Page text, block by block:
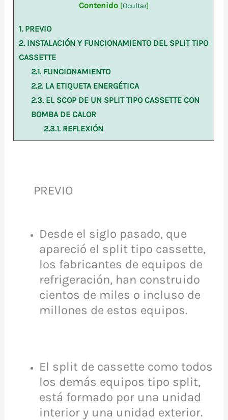
Contenido [Ocultar]
1. PREVIO
2. INSTALACIÓN Y FUNCIONAMIENTO DEL SPLIT TIPO
CASSETTE
2.1. FUNCIONAMIENTO
2.2. LA ETIQUETA ENERGÉTICA
2.3. EL SCOP DE UN SPLIT TIPO CASSETTE CON
BOMBA DE CALOR
2.3.1.REFLEXIÓN
PREVIO
Desde el siglo pasado, que
apareció el split tipo cassette,
los fabricantes de equipos de
refrigeración, han construido
cientos de miles o incluso de
millones de estos equipos.
El split de cassette como todos
los demás equipos tipo split,
está formado por una unidad
interior y una unidad exterior.